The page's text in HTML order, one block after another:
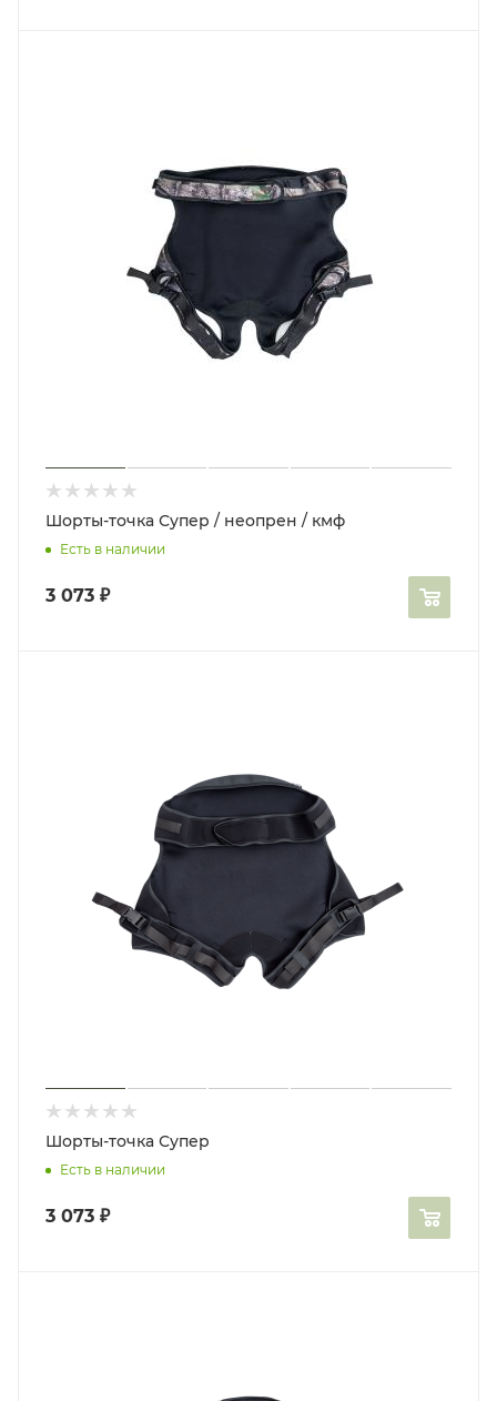
Шорты-точка Супер / неопрен / кмф
Есть в наличии
3 073 ₽
Шорты-точка Супер
Есть в наличии
3 073 ₽